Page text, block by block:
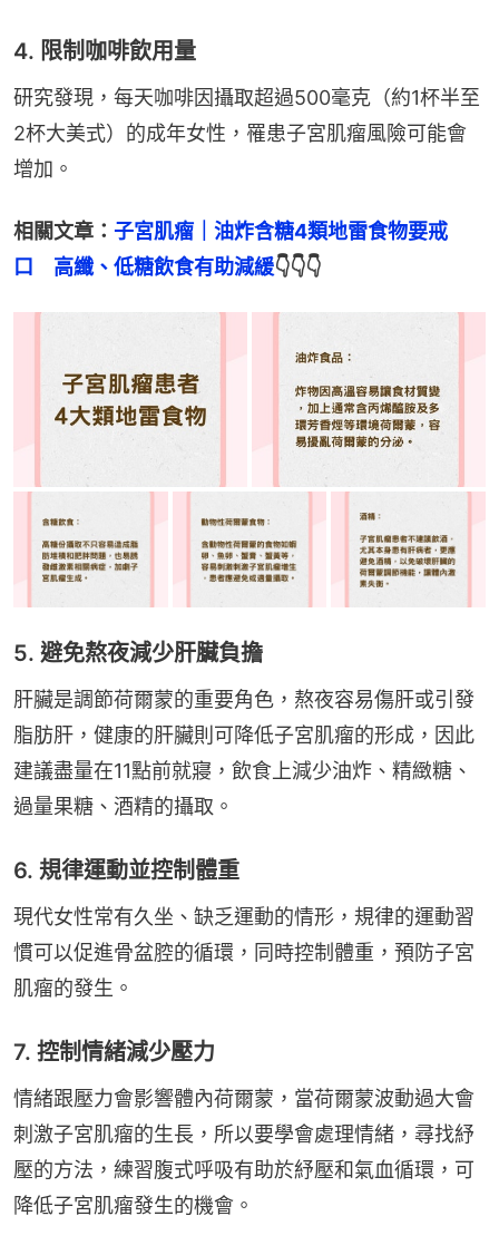
4. 限制咖啡飲用量
研究發現，每天咖啡因攝取超過500毫克（約1杯半至
2杯大美式）的成年女性，罹患子宮肌瘤風險可能會
增加。
相關文章： 子宮肌瘤｜油炸含糖4類地雷食物要戒
口　高纖、低糖飲食有助減緩👇👇👇
5. 避免熬夜減少肝臟負擔
肝臟是調節荷爾蒙的重要角色，熬夜容易傷肝或引發
脂肪肝，健康的肝臟則可降低子宮肌瘤的形成，因此
建議盡量在11點前就寢，飲食上減少油炸、精緻糖、
過量果糖、酒精的攝取。
6. 規律運動並控制體重
現代女性常有久坐、缺乏運動的情形，規律的運動習
慣可以促進骨盆腔的循環，同時控制體重，預防子宮
肌瘤的發生。
7. 控制情緒減少壓力
情緒跟壓力會影響體內荷爾蒙，當荷爾蒙波動過大會
刺激子宮肌瘤的生長，所以要學會處理情緒，尋找紓
壓的方法，練習腹式呼吸有助於紓壓和氣血循環，可
降低子宮肌瘤發生的機會。